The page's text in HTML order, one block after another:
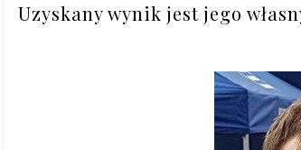
Uzyskany wynik jest jego